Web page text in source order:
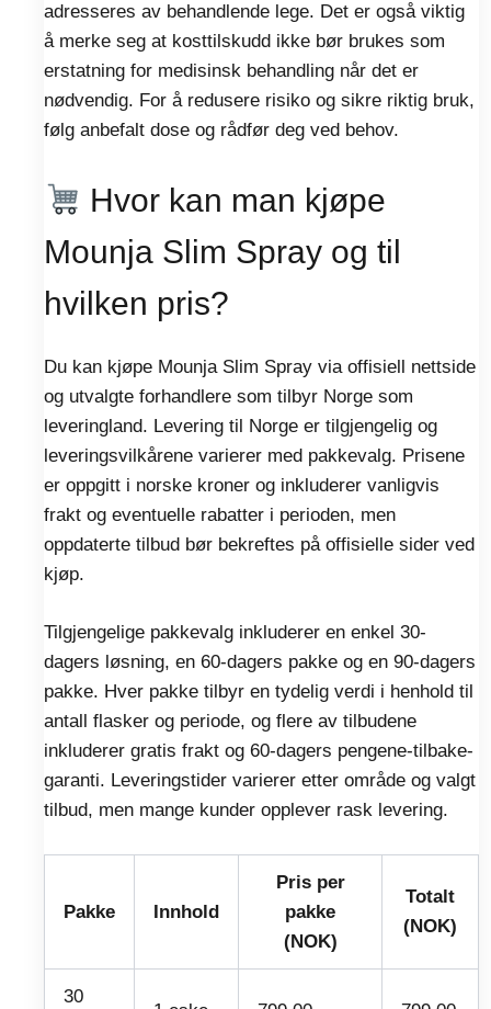
adresseres av behandlende lege. Det er også viktig
å merke seg at kosttilskudd ikke bør brukes som
erstatning for medisinsk behandling når det er
nødvendig. For å redusere risiko og sikre riktig bruk,
følg anbefalt dose og rådfør deg ved behov.
Hvor kan man kjøpe
Mounja Slim Spray og til
hvilken pris?
Du kan kjøpe Mounja Slim Spray via offisiell nettside
og utvalgte forhandlere som tilbyr Norge som
leveringland. Levering til Norge er tilgjengelig og
leveringsvilkårene varierer med pakkevalg. Prisene
er oppgitt i norske kroner og inkluderer vanligvis
frakt og eventuelle rabatter i perioden, men
oppdaterte tilbud bør bekreftes på offisielle sider ved
kjøp.
Tilgjengelige pakkevalg inkluderer en enkel 30-
dagers løsning, en 60-dagers pakke og en 90-dagers
pakke. Hver pakke tilbyr en tydelig verdi i henhold til
antall flasker og periode, og flere av tilbudene
inkluderer gratis frakt og 60-dagers pengene-tilbake-
garanti. Leveringstider varierer etter område og valgt
tilbud, men mange kunder opplever rask levering.
Pakke Innhold
Pris per
pakke
(NOK)
Totalt
(NOK)
30